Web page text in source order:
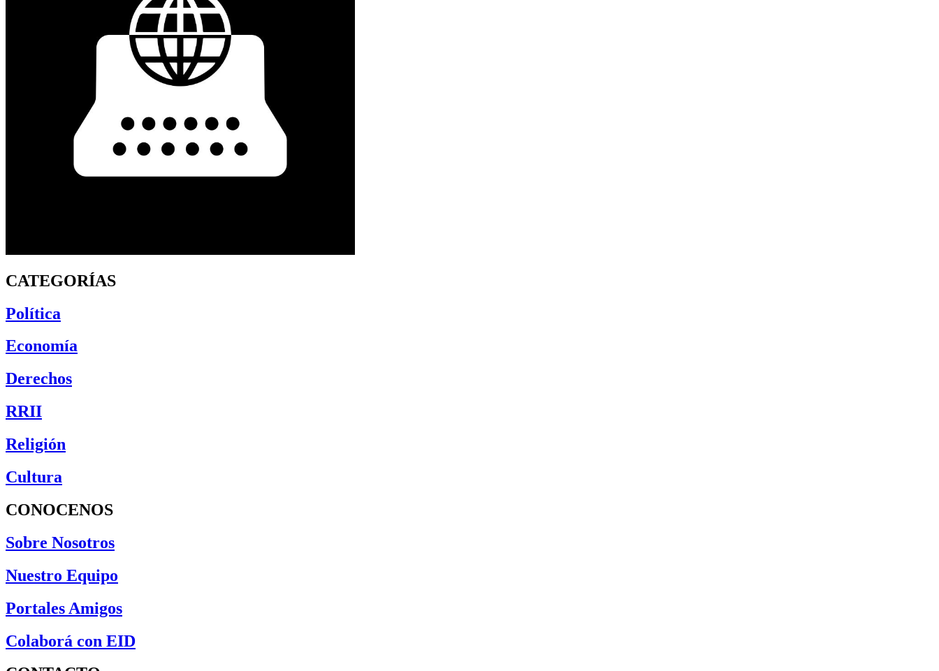
CATEGORÍAS
Política
Economía
Derechos
RRII
Religión
Cultura
CONOCENOS
Sobre Nosotros
Nuestro Equipo
Portales Amigos
Colaborá con EID